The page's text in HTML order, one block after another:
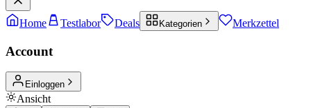
Home Testlabor Deals Kategorien Merkzettel
Account
Einloggen
Ansicht